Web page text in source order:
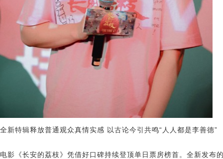
全新特辑释放普通观众真情实感 以古论今引共鸣“人人都是李善德”
电影《长安的荔枝》凭借好口碑持续登顶单日票房榜首。全新发布